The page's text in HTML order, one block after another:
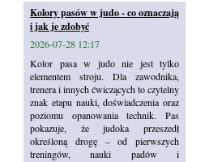
Kolory pasów w judo - co oznaczają
i jak je zdobyć
2026-07-28 12:17
Kolor pasa w judo nie jest tylko
elementem stroju. Dla zawodnika,
trenera i innych ćwiczących to czytelny
znak etapu nauki, doświadczenia oraz
poziomu opanowania technik. Pas
pokazuje, że judoka przeszedł
określoną drogę – od pierwszych
treningów, nauki padów i